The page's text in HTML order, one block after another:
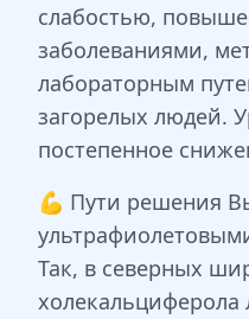
слабостью,
заболеваниями,
лабораторным
загорелых людей.
постепенное
💪 Пути решения
Так, в северных